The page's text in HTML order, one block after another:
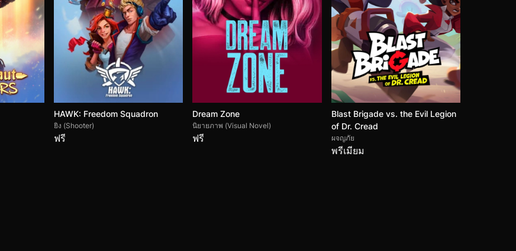
HAWK: Freedom Squadron
ยิง (Shooter)
ฟรี
Dream Zone
นิยายภาพ (Visual Novel)
ฟรี
Blast Brigade vs. the Evil Legion
of Dr. Cread
ผจญภัย
พรีเมียม